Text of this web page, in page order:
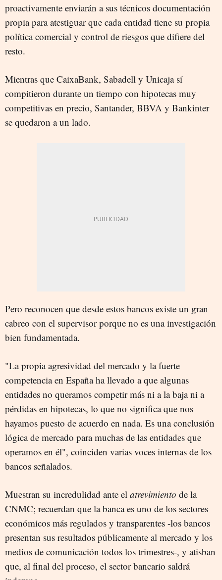
proactivamente enviarán a sus técnicos documentación
propia para atestiguar que cada entidad tiene su propia
política comercial y control de riesgos que difiere del
resto.
Mientras que CaixaBank, Sabadell y Unicaja sí
compitieron durante un tiempo con hipotecas muy
competitivas en precio, Santander, BBVA y Bankinter
se quedaron a un lado.
Pero reconocen que desde estos bancos existe un gran
cabreo con el supervisor porque no es una investigación
bien fundamentada.
"La propia agresividad del mercado y la fuerte
competencia en España ha llevado a que algunas
entidades no queramos competir más ni a la baja ni a
pérdidas en hipotecas, lo que no significa que nos
hayamos puesto de acuerdo en nada. Es una conclusión
lógica de mercado para muchas de las entidades que
operamos en él", coinciden varias voces internas de los
bancos señalados.
Muestran su incredulidad ante el atrevimiento de la
CNMC; recuerdan que la banca es uno de los sectores
económicos más regulados y transparentes -los bancos
presentan sus resultados públicamente al mercado y los
medios de comunicación todos los trimestres-, y atisban
que, al final del proceso, el sector bancario saldrá